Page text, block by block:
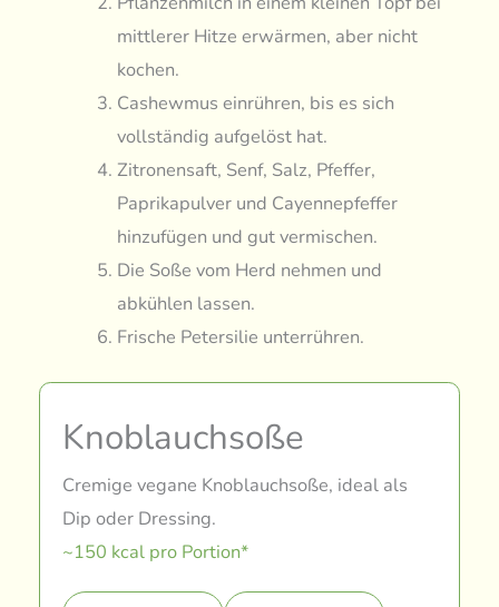
mittlerer Hitze erwärmen, aber nicht
kochen.
Cashewmus einrühren, bis es sich
vollständig aufgelöst hat.
Zitronensaft, Senf, Salz, Pfeffer,
Paprikapulver und Cayennepfeffer
hinzufügen und gut vermischen.
Die Soße vom Herd nehmen und
abkühlen lassen.
Frische Petersilie unterrühren.
Knoblauchsoße
Cremige vegane Knoblauchsoße, ideal als
Dip oder Dressing.
~150 kcal pro Portion*